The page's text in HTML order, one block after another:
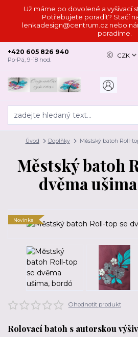
Už máme po dovolené a vyšívací
Potřebujete poradit? Stačí
lenkadesign@centrum.cz nebo
poradíme.
CZK
+420 605 826 940
Po-Pá, 9-18 hod.
Úvod Doplňky Městský batoh Roll-
Městský batoh
dvěma
Novinka
Ohodnotit produkt
Rolovací batoh s autorskou